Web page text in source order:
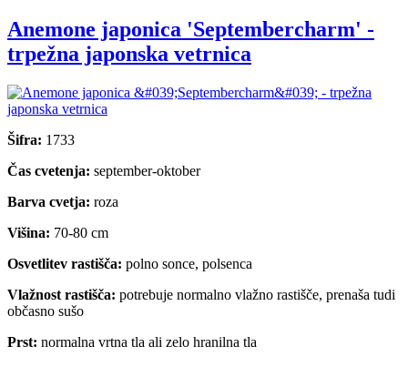
Anemone japonica 'Septembercharm' -
trpežna japonska vetrnica
Šifra: 1733
Čas cvetenja: september-oktober
Barva cvetja: roza
Višina: 70-80 cm
Osvetlitev rastišča: polno sonce, polsenca
Vlažnost rastišča: potrebuje normalno vlažno rastišče, prenaša tudi
občasno sušo
Prst: normalna vrtna tla ali zelo hranilna tla